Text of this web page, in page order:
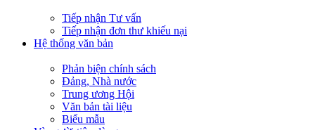
Tiếp nhận Tư vấn
Tiếp nhận đơn thư khiếu nại
Hệ thống văn bản
Phản biện chính sách
Đảng, Nhà nước
Trung ương Hội
Văn bản tài liệu
Biểu mẫu